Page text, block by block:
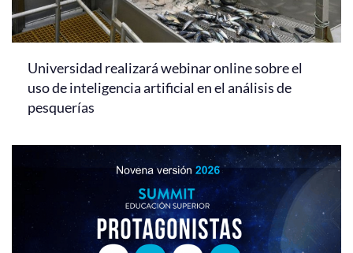
Universidad realizará webinar online sobre el
uso de inteligencia artificial en el análisis de
pesquerías